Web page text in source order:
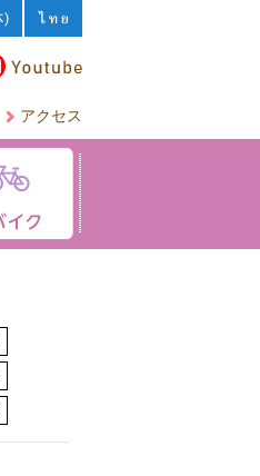
アクセス